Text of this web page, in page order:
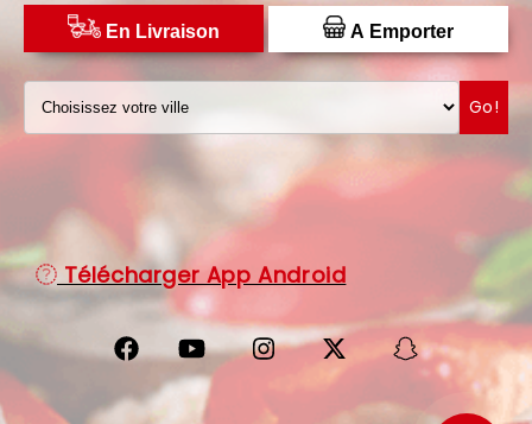
DISTRIBUTEUR DE PIZZAS
En Livraison A Emporter
Go!
Télécharger App Android